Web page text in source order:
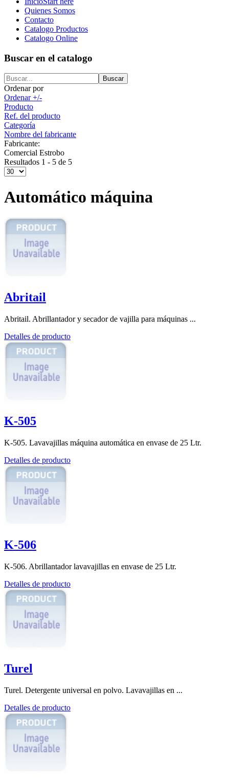
Quienes Somos
Contacto
Catalogo Productos
Catalogo Online
Buscar en el catalogo
Ordenar por
Ordenar +/-
Producto
Ref. del producto
Categoría
Nombre del fabricante
Fabricante:
Comercial Estrobo
Resultados 1 - 5 de 5
Automático máquina
Abritail
Abritail. Abrillantador y secador de vajilla para máquinas ...
Detalles de producto
K-505
K-505. Lavavajillas máquina automática en envase de 25 Ltr.
Detalles de producto
K-506
K-506. Abrillantador lavavajillas en envase de 25 Ltr.
Detalles de producto
Turel
Turel. Detergente universal en polvo. Lavavajillas en ...
Detalles de producto